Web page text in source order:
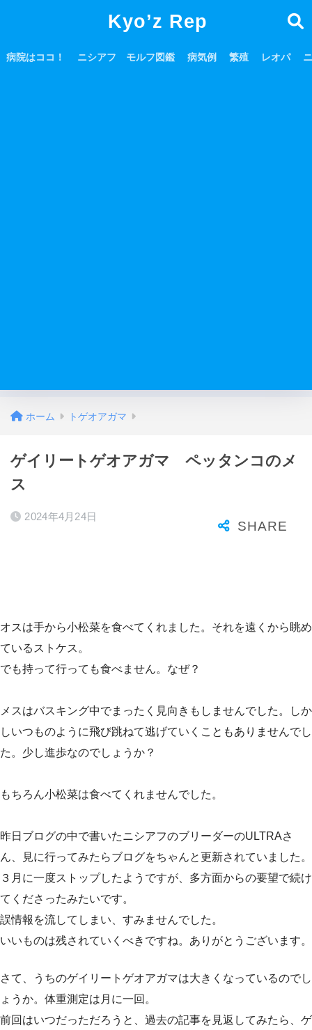
Kyo’z Rep
病院はココ！ ニシアフ モルフ図鑑 病気例 繁殖 レオパ
ホーム トゲオアガマ
ゲイリートゲオアガマ ペッタンコのメ
ス
2024年4月24日
オスは手から小松菜を食べてくれました。それを遠くから眺め
ているストケス。
でも持って行っても食べません。なぜ？
メスはバスキング中でまったく見向きもしませんでした。しか
しいつものように飛び跳ねて逃げていくこともありませんでし
た。少し進歩なのでしょうか？
もちろん小松菜は食べてくれませんでした。
昨日ブログの中で書いたニシアフのブリーダーのULTRAさ
ん、見に行ってみたらブログをちゃんと更新されていました。
３月に一度ストップしたようですが、多方面からの要望で続け
てくださったみたいです。
誤情報を流してしまい、すみませんでした。
いいものは残されていくべきですね。ありがとうございます。
さて、うちのゲイリートゲオアガマは大きくなっているのでし
ょうか。体重測定は月に一回。
前回はいつだっただろうと、過去の記事を見返してみたら、ゲ